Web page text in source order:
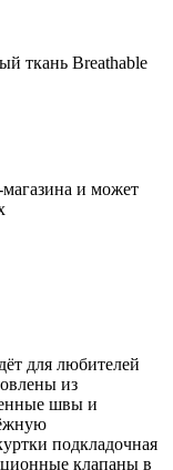
ткань Breathable
магазина и может
для любителей
из
швы и
подкладочная
клапаны в